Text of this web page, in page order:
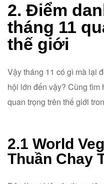
2. Điểm
tháng 11
thế giới
Vậy tháng 11 có gì mà lại
hội lớn đến vậy? Cùng tìm
quan trọng trên thế giới
2.1 World
Thuần Chay